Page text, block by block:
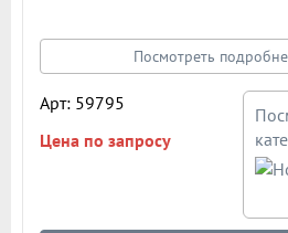
Посмотреть
Арт: 59795
Цена по запросу